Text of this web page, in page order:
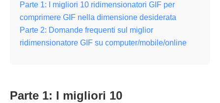
Parte 1: I migliori 10 ridimensionatori GIF per
comprimere GIF nella dimensione desiderata
Parte 2: Domande frequenti sul miglior
ridimensionatore GIF su computer/mobile/online
Parte 1: I migliori 10